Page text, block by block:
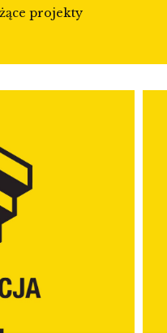
projekty